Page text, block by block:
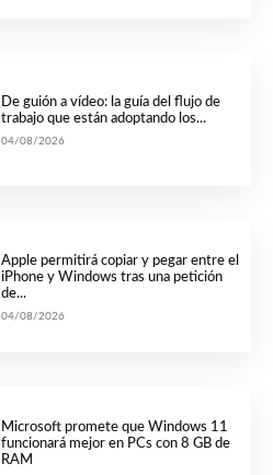
De guión a vídeo: la guía del flujo de
trabajo que están adoptando los...
04/08/2026
Apple permitirá copiar y pegar entre el
iPhone y Windows tras una petición
de...
04/08/2026
Microsoft promete que Windows 11
funcionará mejor en PCs con 8 GB de
RAM